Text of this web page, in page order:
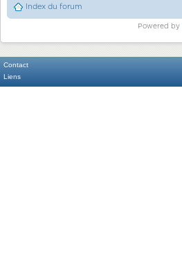
Index du forum
Powered by
Contact
Liens